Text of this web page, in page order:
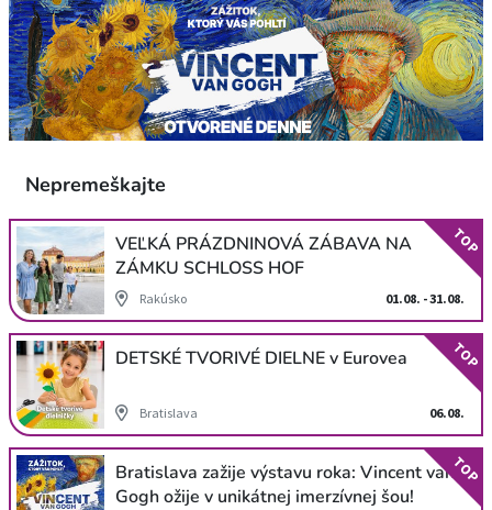
Nepremeškajte
VEĽKÁ PRÁZDNINOVÁ ZÁBAVA NA
ZÁMKU SCHLOSS HOF
Rakúsko 01.08. - 31.08.
TOP
DETSKÉ TVORIVÉ DIELNE v Eurovea
Bratislava 06.08.
TOP
Bratislava zažije výstavu roka: Vincent van
Gogh ožije v unikátnej imerzívnej šou!
TOP